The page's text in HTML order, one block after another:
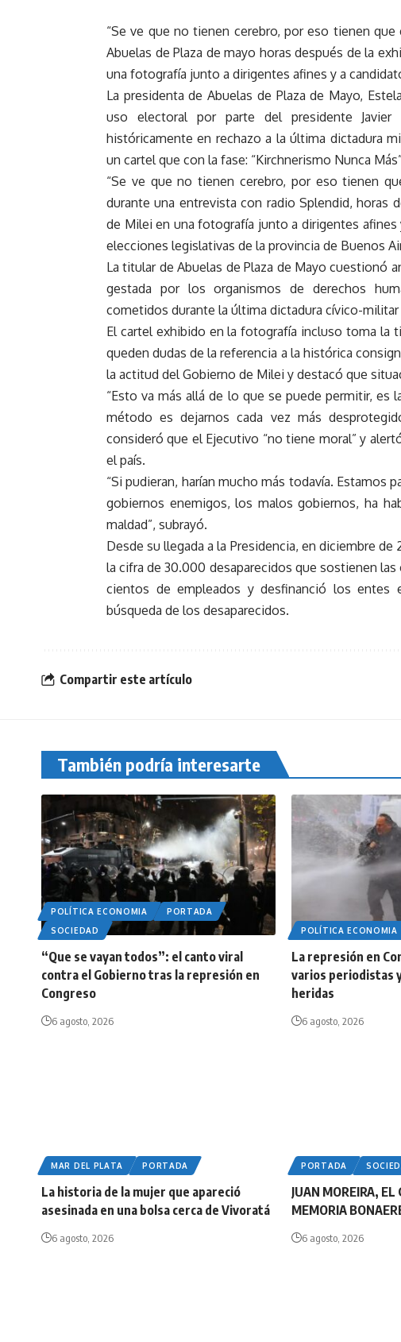
“Se ve que no tienen cerebro, por eso tienen
Abuelas de Plaza de mayo horas después de la
una fotografía junto a dirigentes afines y a
La presidenta de Abuelas de Plaza de Mayo,
uso electoral por parte del presidente
históricamente en rechazo a la última dictadura
un cartel que con la fase: “Kirchnerismo Nunca
“Se ve que no tienen cerebro, por eso tienen
durante una entrevista con radio Splendid, horas
de Milei en una fotografía junto a dirigentes
elecciones legislativas de la provincia de Buenos
La titular de Abuelas de Plaza de Mayo cuestionó
gestada por los organismos de derechos
cometidos durante la última dictadura cívico-militar
El cartel exhibido en la fotografía incluso toma la
queden dudas de la referencia a la histórica
la actitud del Gobierno de Milei y destacó que
“Esto va más allá de lo que se puede permitir, es
método es dejarnos cada vez más
consideró que el Ejecutivo “no tiene moral” y
el país.
“Si pudieran, harían mucho más todavía.
gobiernos enemigos, los malos gobiernos, ha
maldad”, subrayó.
Desde su llegada a la Presidencia, en diciembre
la cifra de 30.000 desaparecidos que sostienen
cientos de empleados y desfinanció los entes
búsqueda de los desaparecidos.
Compartir este artículo
También podría interesarte
POLÍTICA ECONOMIA
PORTADA
SOCIEDAD
“Que se vayan todos”: el canto viral
contra el Gobierno tras la represión en
Congreso
6 agosto, 2026
POLÍTICA ECONOMIA
La represión en
varios periodistas
heridas
6 agosto, 2026
MAR DEL PLATA PORTADA
La historia de la mujer que apareció
asesinada en una bolsa cerca de Vivoratá
6 agosto, 2026
PORTADA
JUAN MOREIRA, EL
MEMORIA
6 agosto, 2026